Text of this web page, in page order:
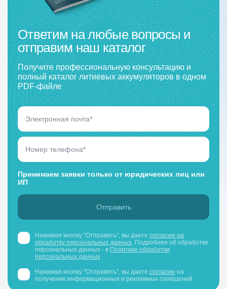
Ответим на любые вопросы и
отправим наш каталог
Получите профессиональную консультацию и
полный каталог литиевых аккумуляторов в одном
PDF-файле
Принимаем заявки только от юридических лиц или
ИП
Нажимая кнопку "Отправить", вы даете согласие на
обработку персональных данных . Подробнее об обработке
персональных данных - в Политике обработки
персональных данных
Нажимая кнопку "Отправить", вы даете согласие на
получение информационных и рекламных сообщений